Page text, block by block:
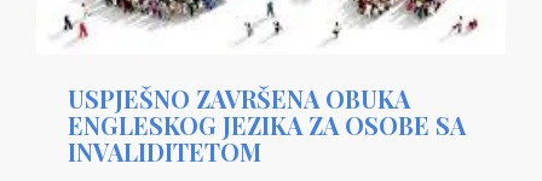
USPJEŠNO ZAVRŠENA OBUKA
ENGLESKOG JEZIKA ZA OSOBE SA
INVALIDITETOM